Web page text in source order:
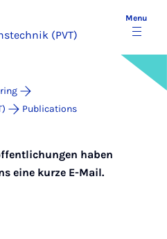
(PVT)
Menu
Publications
haben
eine kurze E-Mail.